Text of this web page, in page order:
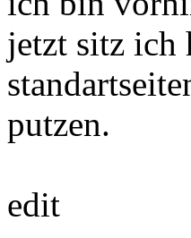
jetzt sitz ich
putzen.
edit